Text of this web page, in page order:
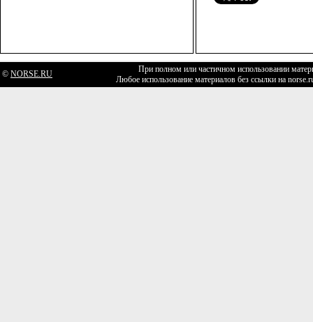
© NORSE.RU
При полном или частичном использовании
Любое использование материалов без ссылки на